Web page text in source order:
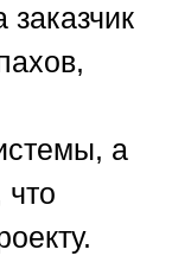
заказчик
а
что